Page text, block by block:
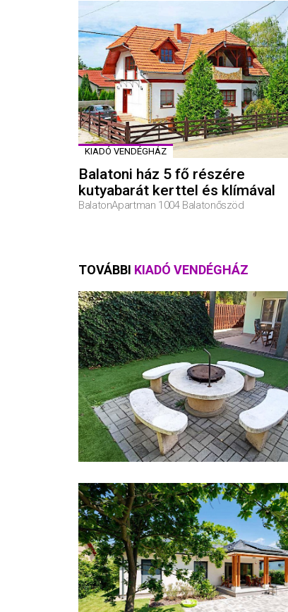
KIADÓ VENDÉGHÁZ
Balatoni ház 5 fő részére
kutyabarát kerttel és klímával
BalatonApartman 1004 Balatonőszöd
TOVÁBBI KIADÓ VENDÉGHÁZ